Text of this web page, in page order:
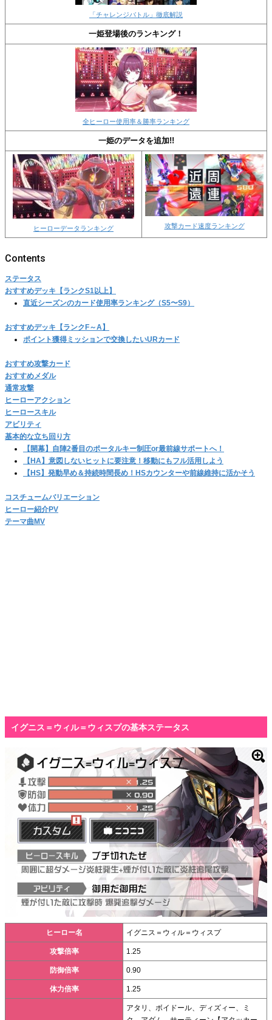
「チャレンジバトル」徹底解説
一姫登場後のランキング！
全ヒーロー使用率＆勝率ランキング
一姫のデータを追加!!
ヒーローデータランキング 攻撃カード速度ランキング
ステータス
おすすめデッキ【ランクS1以上】
直近シーズンのカード使用率ランキング（S5〜S9）
おすすめデッキ【ランクF～A】
ポイント獲得ミッションで交換したいURカード
おすすめ攻撃カード
おすすめメダル
通常攻撃
ヒーローアクション
ヒーロースキル
アビリティ
基本的な立ち回り方
【開幕】自陣2番目のポータルキー制圧or最前線サポートへ！
【HA】意図しないヒットに要注意！移動にもフル活用しよう
【HS】発動早め＆持続時間長め！HSカウンターや前線維持に活かそう
コスチュームバリエーション
ヒーロー紹介PV
テーマ曲MV
イグニス＝ウィル＝ウィスプの基本ステータス
ヒーロー名 イグニス＝ウィル＝ウィスプ
攻撃倍率 1.25
防御倍率 0.90
体力倍率 1.25
アタリ、ボイドール、ディズィー、ミ